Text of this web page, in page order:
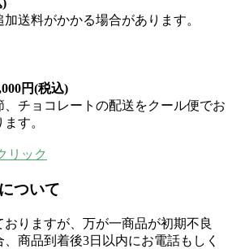
送料がかかる場合があります。
円(税込)
チョコレートの配送をクール便でお
す。
リック
ついて
りますが、万が一商品が初期不良
商品到着後3日以内にお電話もしく